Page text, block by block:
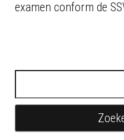
examen conform de